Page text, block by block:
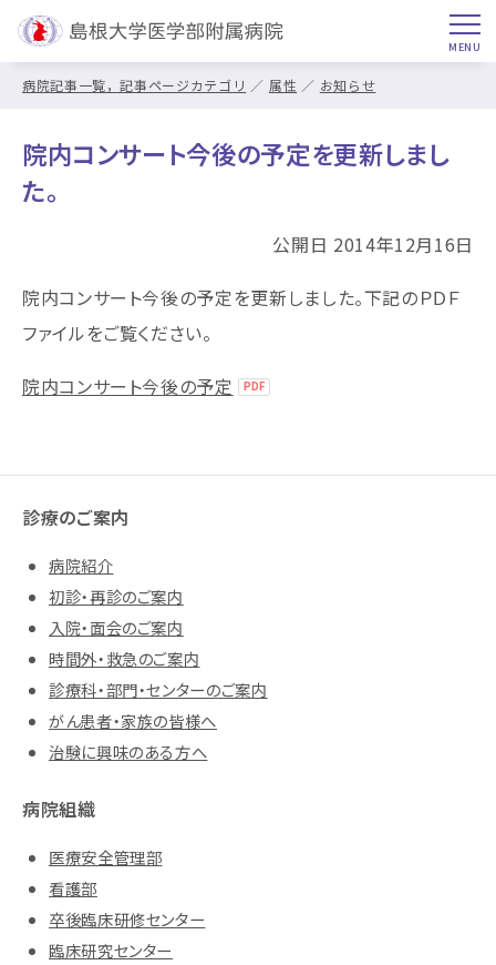
病院記事一覧，記事ページカテゴリ 属性 お知らせ
院内コンサート今後の予定を更新しまし
た。
公開日 2014年12月16日
院内コンサート今後の予定を更新しました。下記のＰＤＦ
ファイルをご覧ください。
院内コンサート今後の予定
診療のご案内
病院紹介
初診・再診のご案内
入院・面会のご案内
時間外・救急のご案内
診療科・部門・センターのご案内
がん患者・家族の皆様へ
治験に興味のある方へ
病院組織
医療安全管理部
看護部
卒後臨床研修センター
臨床研究センター